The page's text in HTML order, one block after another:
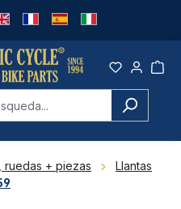
ruedas + piezas
Llantas